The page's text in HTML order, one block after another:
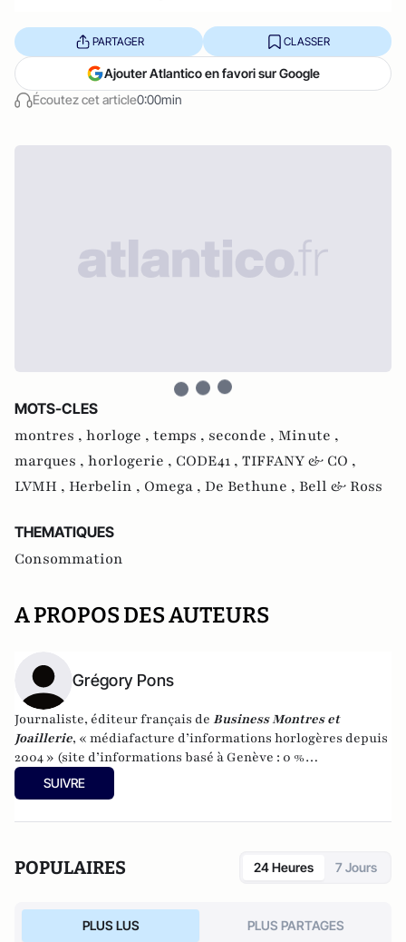
Écoutez cet article0:00min
PARTAGER CLASSER
Ajouter Atlantico en favori sur Google
MOTS-CLES
montres , horloge , temps , seconde , Minute ,
marques , horlogerie , CODE41 , TIFFANY & CO ,
LVMH , Herbelin , Omega , De Bethune , Bell & Ross
THEMATIQUES
Consommation
A PROPOS DES AUTEURS
Grégory Pons
Journaliste, éditeur français de Business Montres et
Joaillerie, « médiafacture d’informations horlogères depuis
2004 » (site d’informations basé à Genève : 0 %
publicité-100 % liberté), spécialiste du marketing horloger
et de l’analyse des marchés de la montre.
SUIVRE
POPULAIRES 24 Heures 7 Jours
PLUS LUS PLUS PARTAGES